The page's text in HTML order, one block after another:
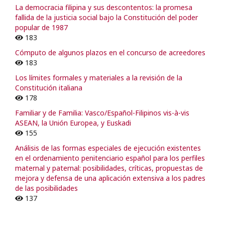
La democracia filipina y sus descontentos: la promesa
fallida de la justicia social bajo la Constitución del poder
popular de 1987
183
Cómputo de algunos plazos en el concurso de acreedores
183
Los límites formales y materiales a la revisión de la
Constitución italiana
178
Familiar y de Familia: Vasco/Español-Filipinos vis-à-vis
ASEAN, la Unión Europea, y Euskadi
155
Análisis de las formas especiales de ejecución existentes
en el ordenamiento penitenciario español para los perfiles
maternal y paternal: posibilidades, críticas, propuestas de
mejora y defensa de una aplicación extensiva a los padres
de las posibilidades
137